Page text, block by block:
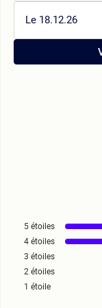
Le 18.12.26
5 étoiles
4 étoiles
3 étoiles
2 étoiles
1 étoile